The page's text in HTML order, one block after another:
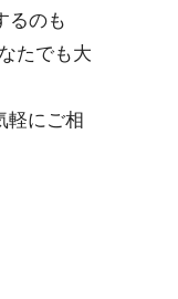
るのも
たでも大
軽にご相